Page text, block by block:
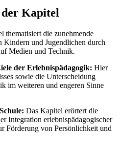
der Kapitel
thematisiert die zunehmende
und Jugendlichen durch
Medien und Technik.
der Erlebnispädagogik: Hier
sowie die Unterscheidung
im weiteren und engeren Sinne
Das Kapitel erörtert die
Integration erlebnispädagogischer
Förderung von Persönlichkeit und